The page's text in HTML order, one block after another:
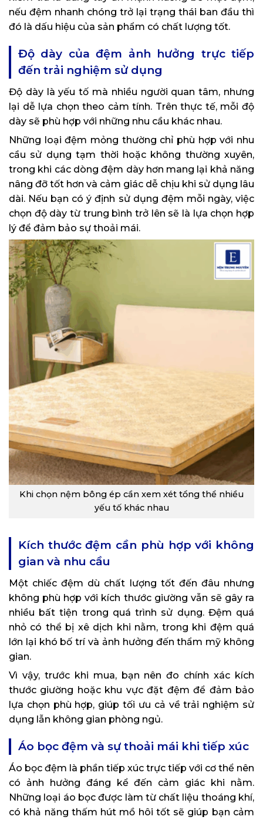
nếu đệm nhanh chóng trở lại trạng thái ban đầu thì
đó là dấu hiệu của sản phẩm có chất lượng tốt.
Độ dày của đệm ảnh hưởng trực tiếp
đến trải nghiệm sử dụng
Độ dày là yếu tố mà nhiều người quan tâm, nhưng
lại dễ lựa chọn theo cảm tính. Trên thực tế, mỗi độ
dày sẽ phù hợp với những nhu cầu khác nhau.
Những loại đệm mỏng thường chỉ phù hợp với nhu
cầu sử dụng tạm thời hoặc không thường xuyên,
trong khi các dòng đệm dày hơn mang lại khả năng
nâng đỡ tốt hơn và cảm giác dễ chịu khi sử dụng lâu
dài. Nếu bạn có ý định sử dụng đệm mỗi ngày, việc
chọn độ dày từ trung bình trở lên sẽ là lựa chọn hợp
lý để đảm bảo sự thoải mái.
Khi chọn nệm bông ép cần xem xét tổng thể nhiều
yếu tố khác nhau
Kích thước đệm cần phù hợp với không
gian và nhu cầu
Một chiếc đệm dù chất lượng tốt đến đâu nhưng
không phù hợp với kích thước giường vẫn sẽ gây ra
nhiều bất tiện trong quá trình sử dụng. Đệm quá
nhỏ có thể bị xê dịch khi nằm, trong khi đệm quá
lớn lại khó bố trí và ảnh hưởng đến thẩm mỹ không
gian.
Vì vậy, trước khi mua, bạn nên đo chính xác kích
thước giường hoặc khu vực đặt đệm để đảm bảo
lựa chọn phù hợp, giúp tối ưu cả về trải nghiệm sử
dụng lẫn không gian phòng ngủ.
Áo bọc đệm và sự thoải mái khi tiếp xúc
Áo bọc đệm là phần tiếp xúc trực tiếp với cơ thể nên
có ảnh hưởng đáng kể đến cảm giác khi nằm.
Những loại áo bọc được làm từ chất liệu thoáng khí,
có khả năng thấm hút mồ hôi tốt sẽ giúp bạn cảm